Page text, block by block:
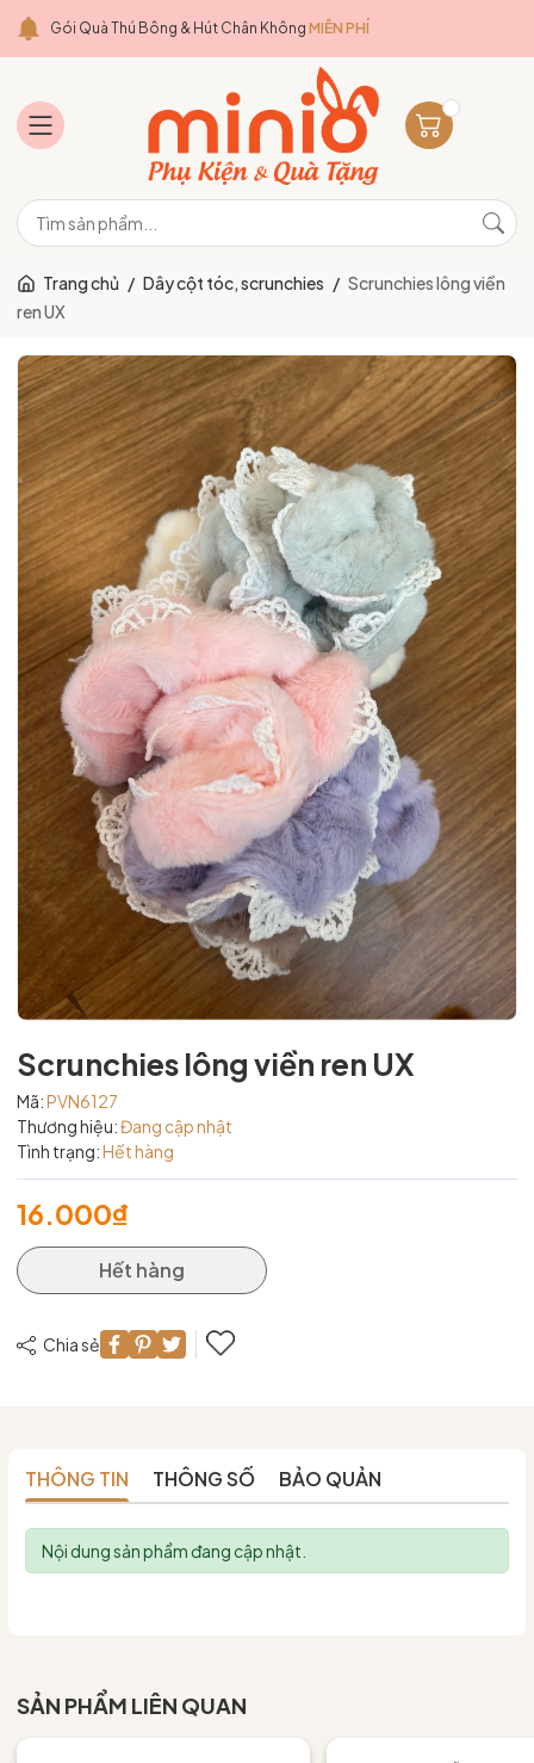
Gói Quà Thú Bông & Hút Chân Không MIỄN PHÍ
Trang chủ / Dây cột tóc, scrunchies / Scrunchies lông viền
ren UX
Scrunchies lông viền ren UX
Mã:PVN6127
Thương hiệu:Đang cập nhật
Tình trạng:Hết hàng
16.000₫
Hết hàng
Chia sẻ
THÔNG TIN THÔNG SỐ BẢO QUẢN
Nội dung sản phẩm đang cập nhật.
SẢN PHẨM LIÊN QUAN